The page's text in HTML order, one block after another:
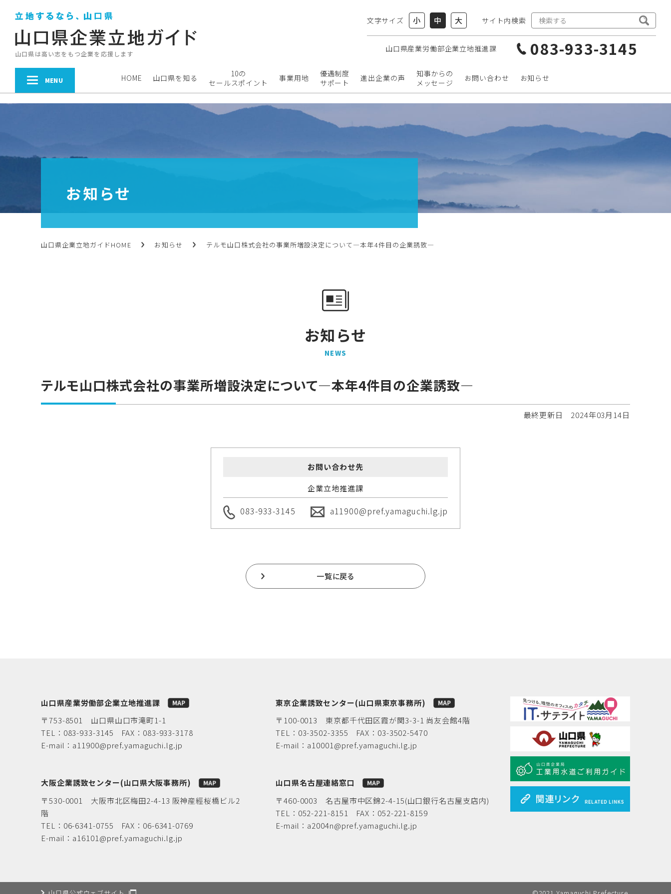
山口県は高い志をもつ企業を応援します
文字サイズ 小 中 大 サイト内検索
山口県産業労働部企業立地推進課 083-933-3145
HOME 山口県を知る
10の
セールスポイント
事業用地
優遇制度
サポート
進出企業の声
知事からの
メッセージ
お問い合わせ お知らせ
MENU
お知らせ
山口県企業立地ガイドHOME お知らせ テルモ山口株式会社の事業所増設決定について―本年4件目の企業誘致―
お知らせ
NEWS
テルモ山口株式会社の事業所増設決定について―本年4件目の企業誘致―
最終更新日 2024年03月14日
お問い合わせ先
企業立地推進課
083-933-3145 a11900@pref.yamaguchi.lg.jp
一覧に戻る
山口県産業労働部企業立地推進課
〒753-8501 山口県山口市滝町1-1
TEL： 083-933-3145 FAX：083-933-3178
E-mail： a11900@pref.yamaguchi.lg.jp
東京企業誘致センター(山口県東京事務所)
〒100-0013 東京都千代田区霞が関3-3-1 尚友会館4階
TEL： 03-3502-3355 FAX：03-3502-5470
E-mail： a10001@pref.yamaguchi.lg.jp
大阪企業誘致センター(山口県大阪事務所)
〒530-0001 大阪市北区梅田2-4-13 阪神産經桜橋ビル2
階
TEL： 06-6341-0755 FAX：06-6341-0769
E-mail： a16101@pref.yamaguchi.lg.jp
山口県名古屋連絡窓口
〒460-0003 名古屋市中区錦2-4-15(山口銀行名古屋支店内)
TEL： 052-221-8151
FAX：052-221-8159
E-mail： a2004n@pref.yamaguchi.lg.jp